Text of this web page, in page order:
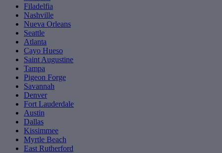
Filadelfia
Nashville
Nueva Orleans
Seattle
Atlanta
Cayo Hueso
Saint Augustine
Tampa
Pigeon Forge
Savannah
Denver
Fort Lauderdale
Austin
Dallas
Kissimmee
Myrtle Beach
East Rutherford